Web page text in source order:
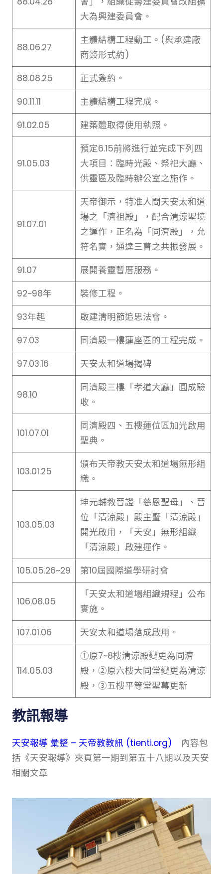
大為興建委員會。
88.06.27
主體結構工程動工。(與承建廠
商簽形式約)
88.08.25
正式簽約。
90.11.11
主體結構工程完成。
91.02.05
建築體取得使用執照。
91.05.03
預定6.15前將進行並完成下列四
大項目：臨時光殿、祭祀大廳、
供靈區及臨時辦公室之施作。
91.07.01
天帝御示，特准人間天安太和道
場之「濟祖殿」，配合清涼聖境
之運作，正名為「同濟殿」，允
符名實，通達三曹之共振發展。
91.07
展開養靈暫厝服務。
92~98年
裝修工程。
93年起
啟建清明節追思法會。
97.03
同濟殿一樓蓮座區的工程完成。
97.03.16
天安太和道場揭碑
98.10
同濟殿三樓「孝道大廳」圓成驗
收。
101.07.01
同濟殿四、五樓蓮位區加光啟用
聖典。
103.01.25
頒布天帝教天安太和道場無形組
織。
103.05.03
坤元輔教晉證「慈恩聖母」、晉
位「清涼殿」殿主暨「清涼殿」
開光啟用，「天安」無形組織
「清涼殿」啟建運作。
105.05.26~29
第10屆國際道學研討會
106.08.05
「天安太和道場組織規程」公布
實施。
107.01.06
天安太和道場落成啟用。
114.05.03
①原7~8樓清涼殿變更為同濟
殿，②原六樓大同堂變更為清涼
殿，③五樓平等堂聖幕更新
教訊報導
天安報導 彙整 – 天帝教教訊 (tienti.org) 內容包
括《天安報導》夾頁第一期到第五十八期以及天安
相關文章